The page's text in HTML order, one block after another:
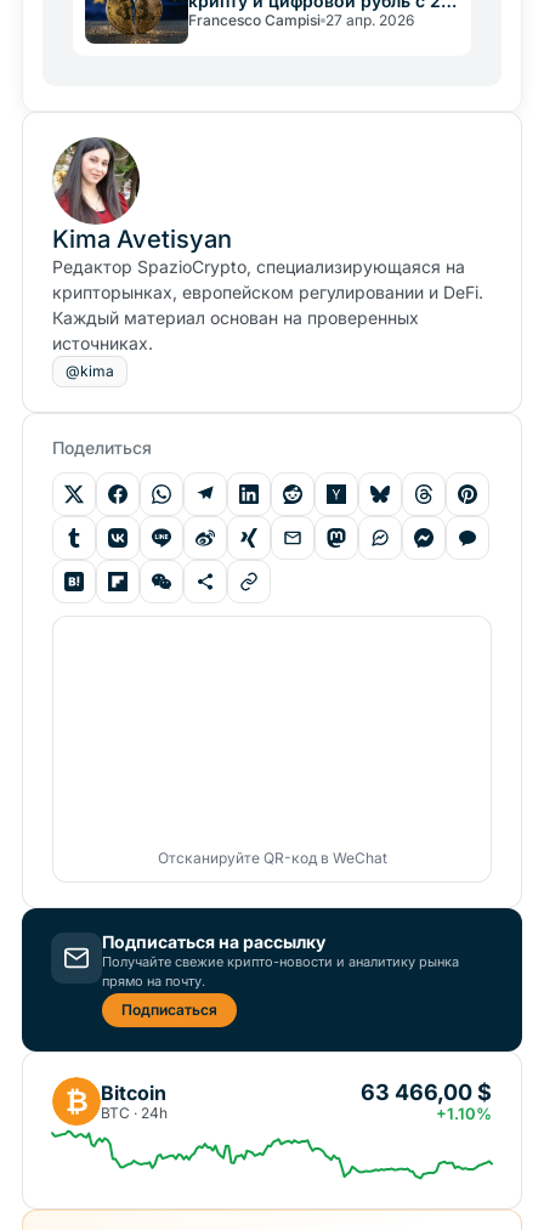
мая
Francesco Campisi 27 апр. 2026
Kima Avetisyan
Редактор SpazioCrypto, специализирующаяся на
крипторынках, европейском регулировании и DeFi.
Каждый материал основан на проверенных
источниках.
@kima
Поделиться
Отсканируйте QR-код в WeChat
Подписаться на рассылку
Получайте свежие крипто-новости и аналитику рынка
прямо на почту.
Подписаться
₿ Bitcoin
BTC · 24h
63 466,00 $
+1.10%